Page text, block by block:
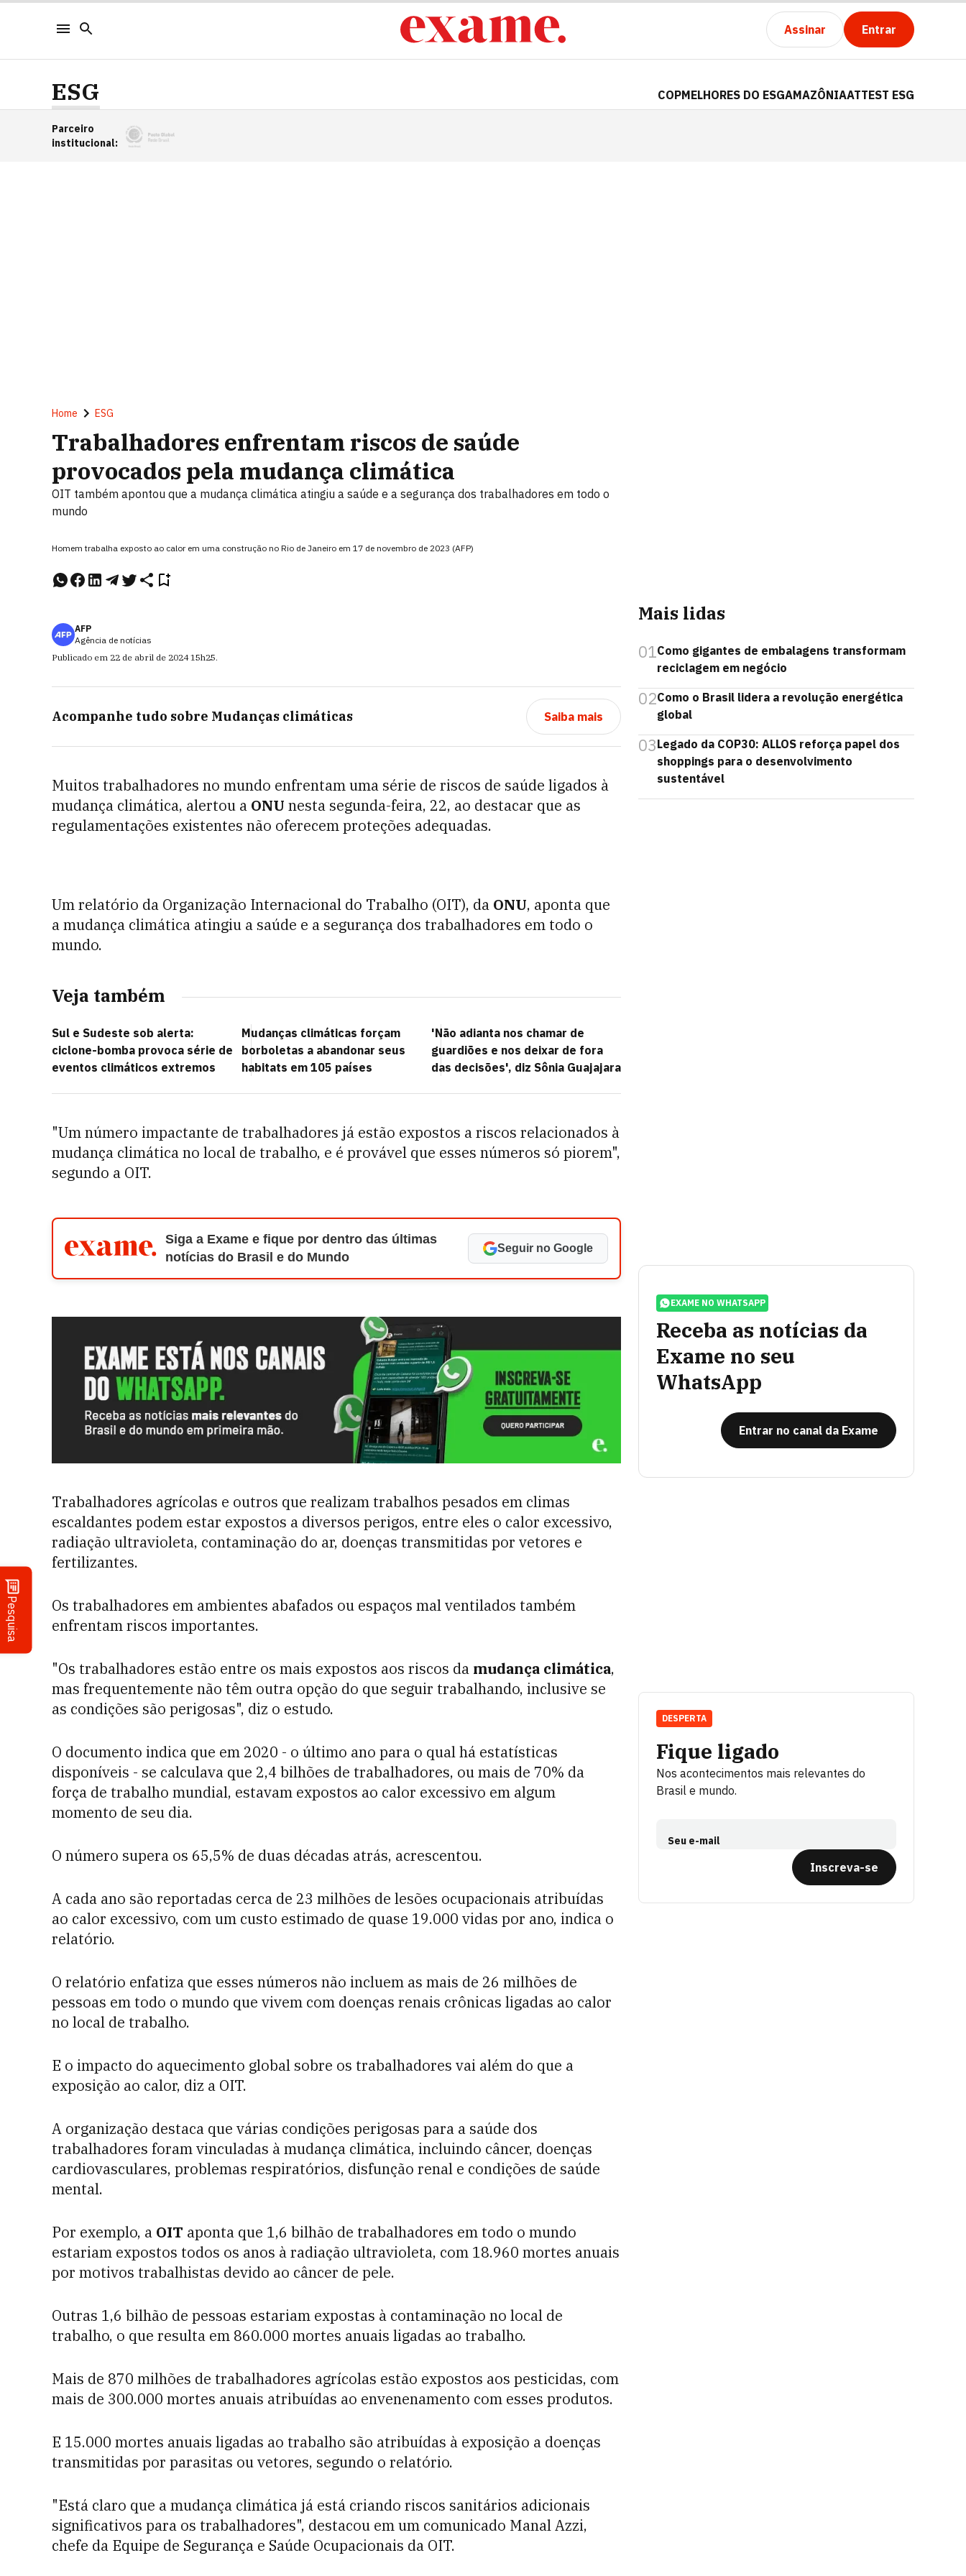
Assinar Entrar
Pesquisa
ESG COPMELHORES DO ESGAMAZÔNIAATTEST ESG
Parceiro
institucional:
Home ESG
Trabalhadores enfrentam riscos de saúde
provocados pela mudança climática
OIT também apontou que a mudança climática atingiu a saúde e a segurança dos trabalhadores em todo o
mundo
Homem trabalha exposto ao calor em uma construção no Rio de Janeiro em 17 de novembro de 2023 (AFP)
AFP
Agência de notícias
Publicado em 22 de abril de 2024 15h25.
Acompanhe tudo sobre Mudanças climáticas Saiba mais
Muitos trabalhadores no mundo enfrentam uma série de riscos de saúde ligados à
mudança climática, alertou a ONU nesta segunda-feira, 22, ao destacar que as
regulamentações existentes não oferecem proteções adequadas.
Um relatório da Organização Internacional do Trabalho (OIT), da ONU, aponta que
a mudança climática atingiu a saúde e a segurança dos trabalhadores em todo o
mundo.
Veja também
Sul e Sudeste sob alerta:
ciclone-bomba provoca série de
eventos climáticos extremos
Mudanças climáticas forçam
borboletas a abandonar seus
habitats em 105 países
'Não adianta nos chamar de
guardiões e nos deixar de fora
das decisões', diz Sônia Guajajara
"Um número impactante de trabalhadores já estão expostos a riscos relacionados à
mudança climática no local de trabalho, e é provável que esses números só piorem",
segundo a OIT.
Siga a Exame e fique por dentro das últimas
notícias do Brasil e do Mundo
Seguir no Google
Trabalhadores agrícolas e outros que realizam trabalhos pesados em climas
escaldantes podem estar expostos a diversos perigos, entre eles o calor excessivo,
radiação ultravioleta, contaminação do ar, doenças transmitidas por vetores e
fertilizantes.
Os trabalhadores em ambientes abafados ou espaços mal ventilados também
enfrentam riscos importantes.
"Os trabalhadores estão entre os mais expostos aos riscos da mudança climática,
mas frequentemente não têm outra opção do que seguir trabalhando, inclusive se
as condições são perigosas", diz o estudo.
O documento indica que em 2020 - o último ano para o qual há estatísticas
disponíveis - se calculava que 2,4 bilhões de trabalhadores, ou mais de 70% da
força de trabalho mundial, estavam expostos ao calor excessivo em algum
momento de seu dia.
O número supera os 65,5% de duas décadas atrás, acrescentou.
A cada ano são reportadas cerca de 23 milhões de lesões ocupacionais atribuídas
ao calor excessivo, com um custo estimado de quase 19.000 vidas por ano, indica o
relatório.
O relatório enfatiza que esses números não incluem as mais de 26 milhões de
pessoas em todo o mundo que vivem com doenças renais crônicas ligadas ao calor
no local de trabalho.
E o impacto do aquecimento global sobre os trabalhadores vai além do que a
exposição ao calor, diz a OIT.
A organização destaca que várias condições perigosas para a saúde dos
trabalhadores foram vinculadas à mudança climática, incluindo câncer, doenças
cardiovasculares, problemas respiratórios, disfunção renal e condições de saúde
mental.
Por exemplo, a OIT aponta que 1,6 bilhão de trabalhadores em todo o mundo
estariam expostos todos os anos à radiação ultravioleta, com 18.960 mortes anuais
por motivos trabalhistas devido ao câncer de pele.
Outras 1,6 bilhão de pessoas estariam expostas à contaminação no local de
trabalho, o que resulta em 860.000 mortes anuais ligadas ao trabalho.
Mais de 870 milhões de trabalhadores agrícolas estão expostos aos pesticidas, com
mais de 300.000 mortes anuais atribuídas ao envenenamento com esses produtos.
E 15.000 mortes anuais ligadas ao trabalho são atribuídas à exposição a doenças
transmitidas por parasitas ou vetores, segundo o relatório.
"Está claro que a mudança climática já está criando riscos sanitários adicionais
significativos para os trabalhadores", destacou em um comunicado Manal Azzi,
chefe da Equipe de Segurança e Saúde Ocupacionais da OIT.
Mais lidas
01Como gigantes de embalagens transformam
reciclagem em negócio
02Como o Brasil lidera a revolução energética
global
03Legado da COP30: ALLOS reforça papel dos
shoppings para o desenvolvimento
sustentável
EXAME NO WHATSAPP
Receba as notícias da
Exame no seu
WhatsApp
Entrar no canal da Exame
Fique ligado
Nos acontecimentos mais relevantes do
Brasil e mundo.
Seu e-mail
Inscreva-se
DESPERTA